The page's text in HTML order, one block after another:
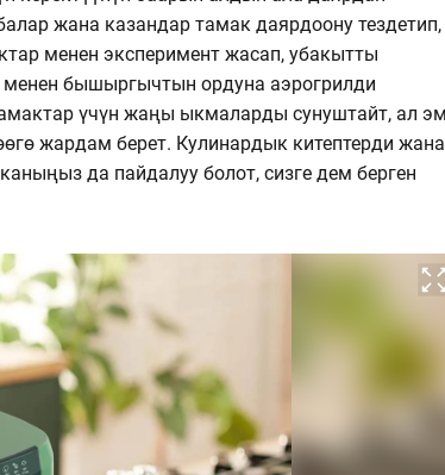
жана казандар тамак даярдоону тездетип,
менен эксперимент жасап, убакытты
бышыргычтын ордуна аэрогрилди
үчүн жаңы ыкмаларды сунуштайт, ал
жардам берет. Кулинардык китептерди жана
да пайдалуу болот, сизге дем берген